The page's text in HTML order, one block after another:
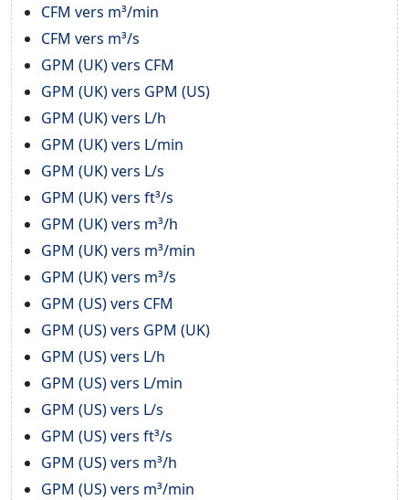
CFM vers m³/min
CFM vers m³/s
GPM (UK) vers CFM
GPM (UK) vers GPM (US)
GPM (UK) vers L/h
GPM (UK) vers L/min
GPM (UK) vers L/s
GPM (UK) vers ft³/s
GPM (UK) vers m³/h
GPM (UK) vers m³/min
GPM (UK) vers m³/s
GPM (US) vers CFM
GPM (US) vers GPM (UK)
GPM (US) vers L/h
GPM (US) vers L/min
GPM (US) vers L/s
GPM (US) vers ft³/s
GPM (US) vers m³/h
GPM (US) vers m³/min